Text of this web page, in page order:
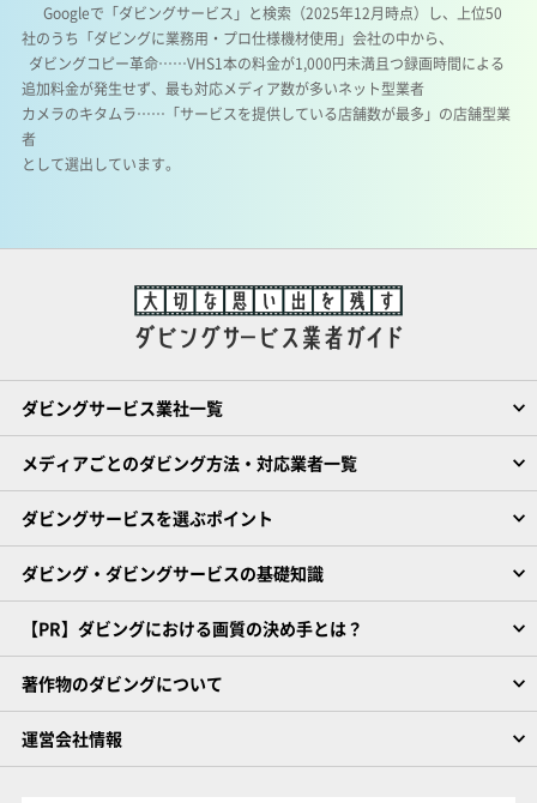
Googleで「ダビングサービス」と検索（2025年12月時点）し、上位50
社のうち「ダビングに業務用・プロ仕様機材使用」会社の中から、
ダビングコピー革命……VHS1本の料金が1,000円未満且つ録画時間による
追加料金が発生せず、最も対応メディア数が多いネット型業者
カメラのキタムラ……「サービスを提供している店舗数が最多」の店舗型業
者
として選出しています。
ダビングサービス業社一覧
メディアごとのダビング方法・対応業者一覧
ダビングサービスを選ぶポイント
ダビング・ダビングサービスの基礎知識
【PR】ダビングにおける画質の決め手とは？
著作物のダビングについて
運営会社情報